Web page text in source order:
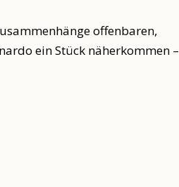
offenbaren,
ein Stück näherkommen –